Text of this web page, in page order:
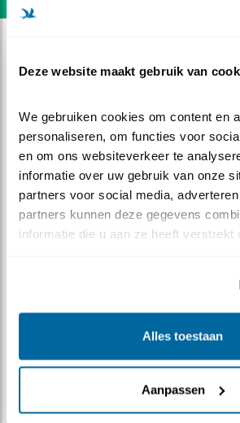
Deze website maakt gebruik van
We gebruiken cookies om content en
personaliseren, om functies voor
en om ons websiteverkeer te
informatie over uw gebruik van onze
partners voor social media,
partners kunnen deze gegevens
informatie die u aan ze heeft verstrekt
Alles toestaan
Aanpassen
Ed Hoogkamer | Geplaatst op 26 juli
Bewaar dit filmpje |
Een overzicht van de afgelopen